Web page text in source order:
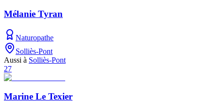
Mélanie Tyran
Naturopathe
Solliès-Pont
Aussi à Solliès-Pont
27
Marine Le Texier